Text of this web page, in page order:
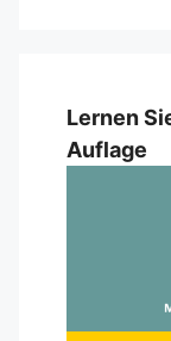
Lernen
Auflage